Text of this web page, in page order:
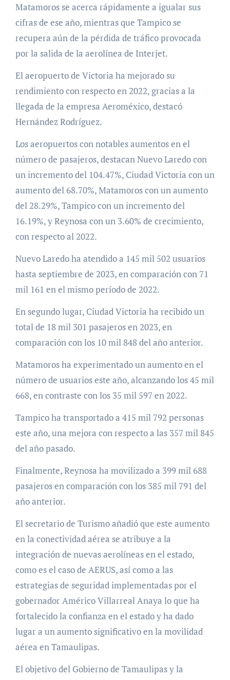
Matamoros se acerca rápidamente a igualar sus
cifras de ese año, mientras que Tampico se
recupera aún de la pérdida de tráfico provocada
por la salida de la aerolínea de Interjet.
El aeropuerto de Victoria ha mejorado su
rendimiento con respecto en 2022, gracias a la
llegada de la empresa Aeroméxico, destacó
Hernández Rodríguez.
Los aeropuertos con notables aumentos en el
número de pasajeros, destacan Nuevo Laredo con
un incremento del 104.47%, Ciudad Victoria con un
aumento del 68.70%, Matamoros con un aumento
del 28.29%, Tampico con un incremento del
16.19%, y Reynosa con un 3.60% de crecimiento,
con respecto al 2022.
Nuevo Laredo ha atendido a 145 mil 502 usuarios
hasta septiembre de 2023, en comparación con 71
mil 161 en el mismo período de 2022.
En segundo lugar, Ciudad Victoria ha recibido un
total de 18 mil 301 pasajeros en 2023, en
comparación con los 10 mil 848 del año anterior.
Matamoros ha experimentado un aumento en el
número de usuarios este año, alcanzando los 45 mil
668, en contraste con los 35 mil 597 en 2022.
Tampico ha transportado a 415 mil 792 personas
este año, una mejora con respecto a las 357 mil 845
del año pasado.
Finalmente, Reynosa ha movilizado a 399 mil 688
pasajeros en comparación con los 385 mil 791 del
año anterior.
El secretario de Turismo añadió que este aumento
en la conectividad aérea se atribuye a la
integración de nuevas aerolíneas en el estado,
como es el caso de AERUS, así como a las
estrategias de seguridad implementadas por el
gobernador Américo Villarreal Anaya lo que ha
fortalecido la confianza en el estado y ha dado
lugar a un aumento significativo en la movilidad
aérea en Tamaulipas.
El objetivo del Gobierno de Tamaulipas y la